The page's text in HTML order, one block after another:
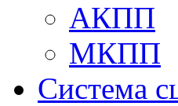
АКПП
МКПП
Система